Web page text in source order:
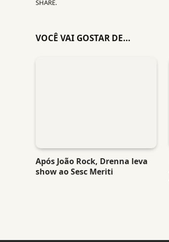
SHARE.
VOCÊ VAI GOSTAR DE...
Após João Rock, Drenna leva
show ao Sesc Meriti